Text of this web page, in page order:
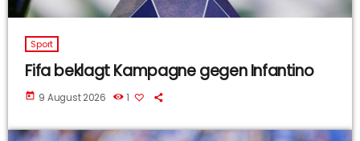
Sport
Fifa beklagt Kampagne gegen Infantino
today 9 August 2026 1